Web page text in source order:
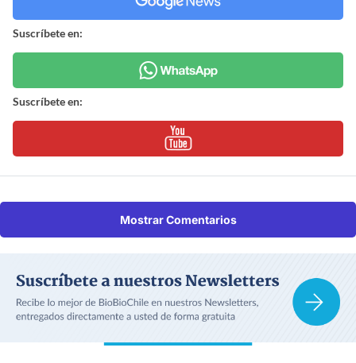
Suscríbete en:
Suscríbete en:
Mostrar Comentarios